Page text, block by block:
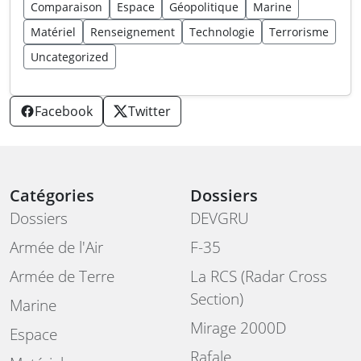
Comparaison Espace Géopolitique
Marine
Matériel
Renseignement Technologie
Terrorisme
Uncategorized
Facebook Twitter
Catégories
Dossiers
Armée de l'Air
Armée de Terre
Marine
Espace
Dossiers
DEVGRU
F-35
La RCS (Radar Cross
Section)
Mirage 2000D